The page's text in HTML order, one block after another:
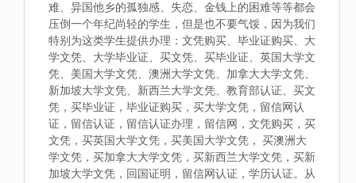
难、异国他乡的孤独感、失恋、金钱上的困难等等都会
压倒一个年纪尚轻的学生，但是也不要气馁，因为我们
特别为这类学生提供办理：文凭购买、毕业证购买、大
学文凭、大学毕业证、买文凭、买毕业证、英国大学文
凭、美国大学文凭、澳洲大学文凭、加拿大大学文凭、
新加坡大学文凭、新西兰大学文凭、教育部认证、买文
凭，买毕业证，毕业证购买，买大学文凭，留信网认
证，留信认证，留信认证办理，留信网，文凭购买，买
文凭，买英国大学文凭，买美国大学文凭， 买澳洲大
学文凭，买加拿大大学文凭，买新西兰大学文凭，买新
加坡大学文凭，回国证明，留信网认证，学历认证。从